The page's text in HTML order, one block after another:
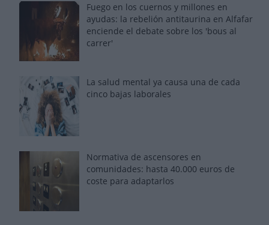
Fuego en los cuernos y millones en
ayudas: la rebelión antitaurina en Alfafar
enciende el debate sobre los 'bous al
carrer'
La salud mental ya causa una de cada
cinco bajas laborales
Normativa de ascensores en
comunidades: hasta 40.000 euros de
coste para adaptarlos